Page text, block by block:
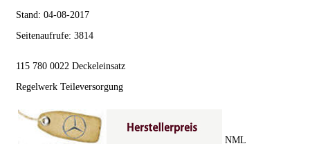
Stand: 04-08-2017
Seitenaufrufe: 3814
115 780 0022 Deckeleinsatz
Regelwerk Teileversorgung
NML